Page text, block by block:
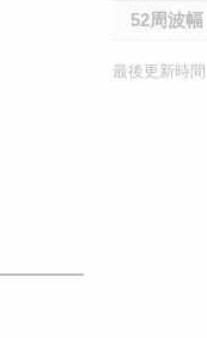
52周波幅
最後更新時